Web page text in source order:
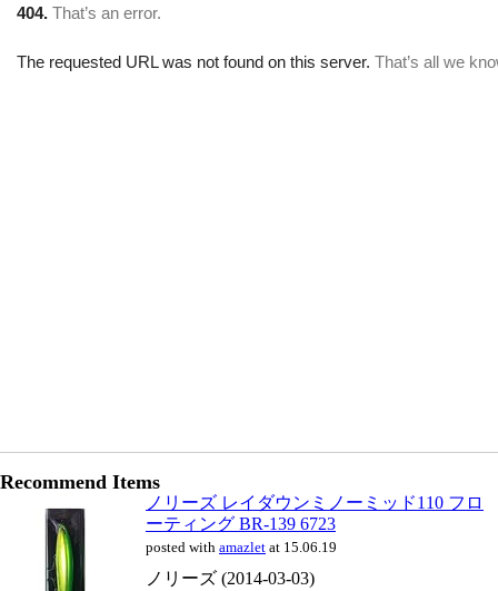
Recommend Items
ノリーズ レイダウンミノーミッド110 フロ
ーティング BR-139 6723
posted with amazlet at 15.06.19
ノリーズ (2014-03-03)